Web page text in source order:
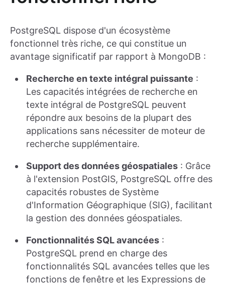
PostgreSQL dispose d'un écosystème
fonctionnel très riche, ce qui constitue un
avantage significatif par rapport à MongoDB :
Recherche en texte intégral puissante :
Les capacités intégrées de recherche en
texte intégral de PostgreSQL peuvent
répondre aux besoins de la plupart des
applications sans nécessiter de moteur de
recherche supplémentaire.
Support des données géospatiales : Grâce
à l'extension PostGIS, PostgreSQL offre des
capacités robustes de Système
d'Information Géographique (SIG), facilitant
la gestion des données géospatiales.
Fonctionnalités SQL avancées :
PostgreSQL prend en charge des
fonctionnalités SQL avancées telles que les
fonctions de fenêtre et les Expressions de